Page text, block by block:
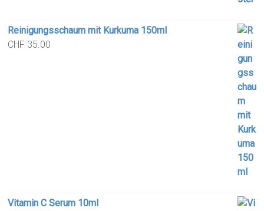
Reinigungsschaum mit Kurkuma 150ml
CHF 35.00
Vitamin C Serum 10ml